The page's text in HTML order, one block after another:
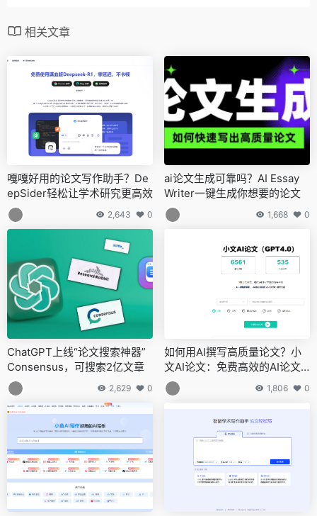
相关文章
嘎嘎好用的论文写作助手？De
epSider轻松让学术研究更高效
2,643 0
ai论文生成可靠吗？AI Essay
Writer一键生成你想要的论文
1,668 0
ChatGPT上线“论文搜索神器”
Consensus，可搜索2亿文章
2,629 0
如何用AI撰写高质量论文？小
文AI论文：免费高效的AI论文
写作神器
1,806 0